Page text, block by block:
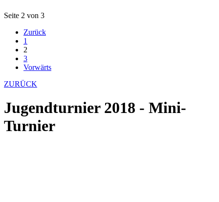
Seite 2 von 3
Zurück
1
2
3
Vorwärts
ZURÜCK
Jugendturnier 2018 - Mini-
Turnier